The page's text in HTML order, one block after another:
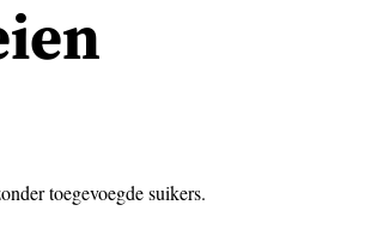
toegevoegde suikers.